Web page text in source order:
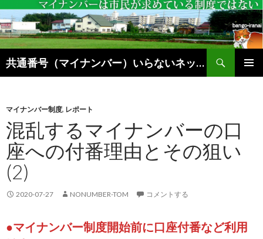
共通番号（マイナンバー）いらないネットブログ
検
索
ン
ツ
へ
ス
キ
ッ
プ
マイナンバー制度, レポート
混乱するマイナンバーの口
座への付番理由とその狙い
(2)
2020-07-27 NONUMBER-TOM コメントする
●マイナンバー制度開始前に口座付番など利用